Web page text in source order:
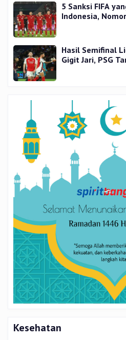
5 Sanksi FIFA
Indonesia,
Hasil Semifinal
Gigit Jari, PSG
Kesehatan